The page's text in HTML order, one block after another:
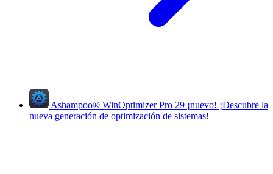
Ashampoo® WinOptimizer Pro 29 ¡nuevo! ¡Descubre la
nueva generación de optimización de sistemas!